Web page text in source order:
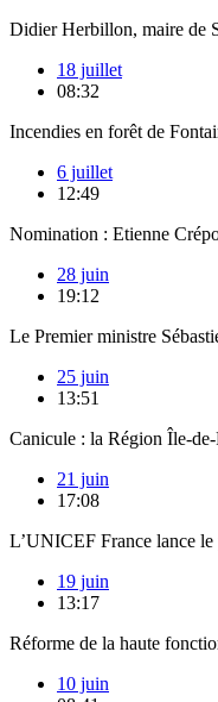
Didier Herbillon, maire de
18 juillet
08:32
Incendies en forêt de
6 juillet
12:49
Nomination : Etienne
28 juin
19:12
Le Premier ministre
25 juin
13:51
Canicule : la Région Île-
21 juin
17:08
L’UNICEF France lance le
19 juin
13:17
Réforme de la haute
10 juin